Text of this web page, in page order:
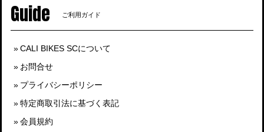
Guide ご利用ガイド
CALI BIKES SCについて
お問合せ
プライバシーポリシー
特定商取引法に基づく表記
会員規約